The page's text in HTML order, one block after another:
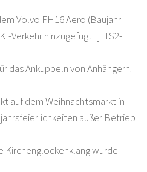
Volvo FH16 Aero (Baujahr
Verkehr hinzugefügt. [ETS2-
das Ankuppeln von Anhängern.
auf dem Weihnachtsmarkt in
außer Betrieb
Kirchenglockenklang wurde